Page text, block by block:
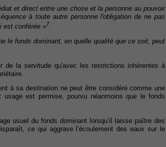
et direct entre une chose et la personne au pouvoir
à toute autre personne l'obligation de ne pas
est conférée »7
le fonds dominant, en quelle qualité que ce soit, peut
la servitude qu'avec les restrictions inhérentes à
à sa destination ne peut être considéré comme une
est permise, pourvu néanmoins que le fonds
usuel du fonds dominant lorsqu’il laisse paître des
ce qui aggrave l’écoulement des eaux sur le